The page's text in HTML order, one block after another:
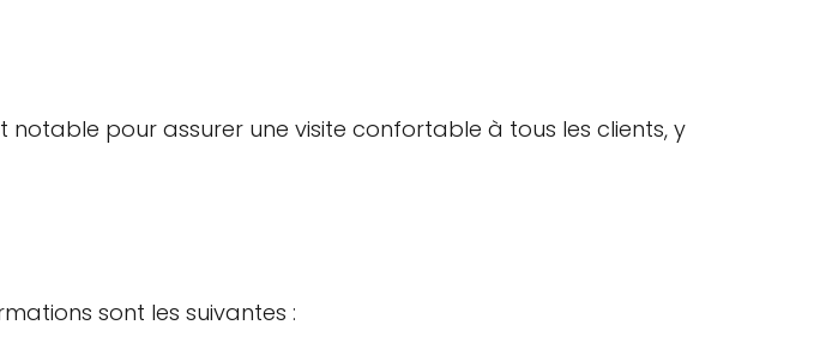
notable pour assurer une visite confortable à tous les clients, y
sont les suivantes :